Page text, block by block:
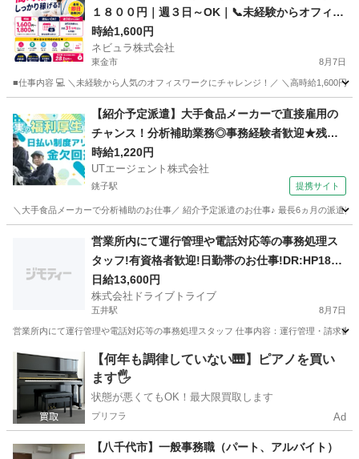
１８００円｜週３日～OK｜📞未経験からオフィス
ワークへ📞カスタマーサポート｜東京都内勤務
【Ow01】
時給1,600円
ネビュラ株式会社
東金市 8月7日
■仕事内容 💻 ＼未経験から人気のオフィスワークにチャレンジ！／ ＼高時給1,600円
事務 カスタマー
【紹介予定派遣】大手食品メーカーで直接雇用の
チャンス！分析補助業務◎事務経験者歓迎★残業
少なめ
時給1,220円
UTエージェント株式会社
銚子駅 提携サイト
＼大手食品メーカーで分析補助のお仕事／ 紹介予定派遣のお仕事♪ 最長6ヵ月の派遣
銚子駅 その他
営業所内にて運行管理や電話対応等の事務処理ス
タッフ!有資格者歓迎!日勤帯のお仕事!DR:HP185-
01Y
日給13,600円
株式会社ドライブトライブ
五井駅 8月7日
営業所内にて運行管理や電話対応等の事務処理スタッフ 仕事内容：運行管理・請求
千葉 市原市 五井駅 一般事務 運行管理
【何年も調律していない🎹】ピアノを買い
ます🖐️
状態が悪くてもOK！最大限買取します
プリフラ Ad
【八千代市】一般事務職（パート、アルバイト）